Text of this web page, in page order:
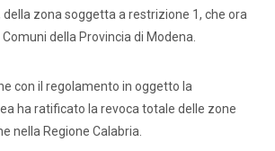
zona soggetta a restrizione 1, che ora
della Provincia di Modena.
con il regolamento in oggetto la
ha ratificato la revoca totale delle zone
nella Regione Calabria.